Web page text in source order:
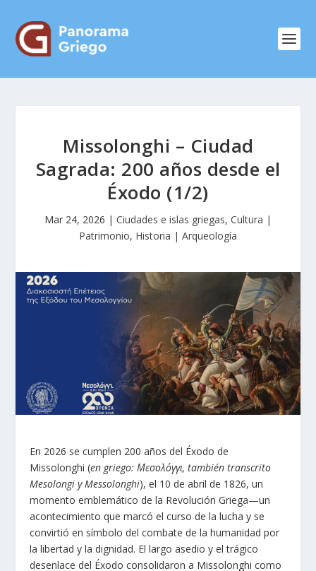
Missolonghi – Ciudad
Sagrada: 200 años desde el
Éxodo (1/2)
Mar 24, 2026 | Ciudades e islas griegas, Cultura |
Patrimonio, Historia | Arqueología
En 2026 se cumplen 200 años del Éxodo de
Missolonghi (en griego: Μεσολόγγι, también transcrito
Mesolongi y Messolonghi), el 10 de abril de 1826, un
momento emblemático de la Revolución Griega—un
acontecimiento que marcó el curso de la lucha y se
convirtió en símbolo del combate de la humanidad por
la libertad y la dignidad. El largo asedio y el trágico
desenlace del Éxodo consolidaron a Missolonghi como